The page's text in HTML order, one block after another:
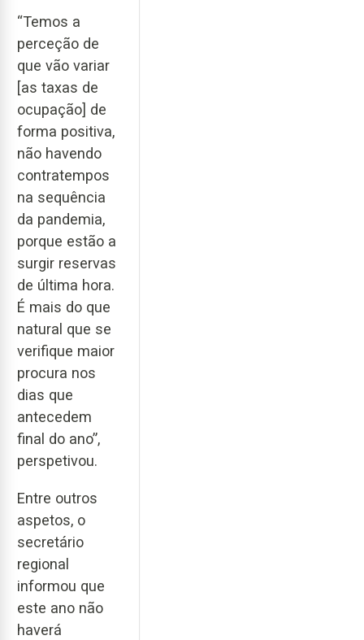
“Temos a
perceção de
que vão variar
[as taxas de
ocupação] de
forma positiva,
não havendo
contratempos
na sequência
da pandemia,
porque estão a
surgir reservas
de última hora.
É mais do que
natural que se
verifique maior
procura nos
dias que
antecedem
final do ano”,
perspetivou.
Entre outros
aspetos, o
secretário
regional
informou que
este ano não
haverá